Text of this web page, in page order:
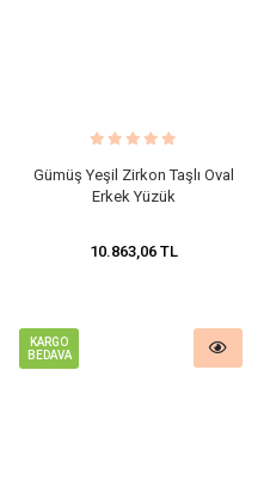
Gümüş Yeşil Zirkon Taşlı Oval
Erkek Yüzük
10.863,06 TL
KARGO
BEDAVA